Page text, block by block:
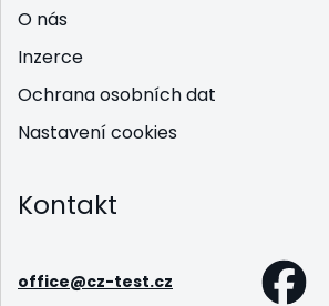
O nás
Inzerce
Ochrana osobních dat
Nastavení cookies
Kontakt
office@cz-test.cz